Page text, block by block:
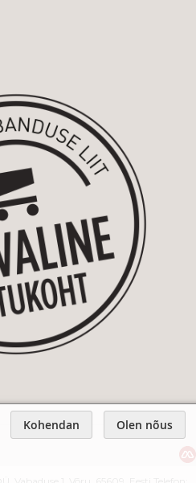
Kohendan Olen nõus